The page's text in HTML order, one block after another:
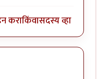
कराकिंवासदस्य व्हा